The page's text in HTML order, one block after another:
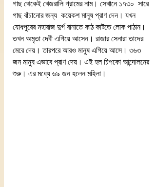
গাছ থেকেই খেজরালি গ্রামের নাম। সেখানে ১৭৩০  সারে
গাছ বাঁচানোর জন্য  কয়েকশ মানুষ প্রাণ দেন। যখন
যোধপুরের মহারাজ দুর্গ বানাতে কাঠ কাটতে লোক পাঠান।
তখন অমৃতা দেবী এগিয়ে আসেন। রাজার সেনারা তাদের
মেরে দেয়। তারপরে আরও মানুষ এগিয়ে আসে। ৩৬৩
জন মানুষ এভাবে প্রাণ দেয়। এই হল চিপকো আন্দোলনের
শুরু। এর মধ্যে ৬৯ জন হলেন মহিলা।